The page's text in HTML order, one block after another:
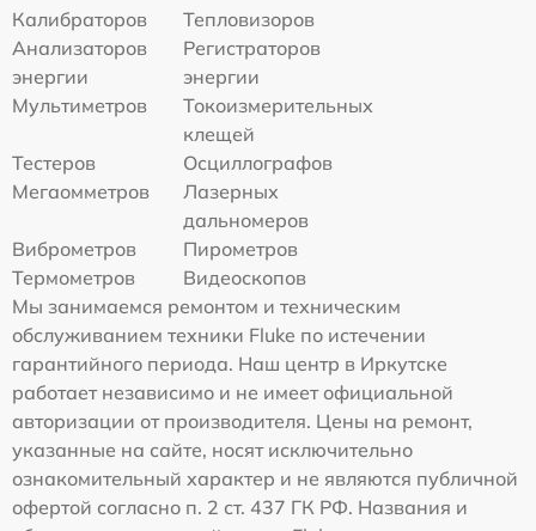
Калибраторов
Тепловизоров
Анализаторов
энергии
Регистраторов
энергии
Мультиметров
Токоизмерительных
клещей
Тестеров
Осциллографов
Мегаомметров
Лазерных
дальномеров
Виброметров
Пирометров
Термометров
Видеоскопов
Мы занимаемся ремонтом и техническим
обслуживанием техники Fluke по истечении
гарантийного периода. Наш центр в Иркутске
работает независимо и не имеет официальной
авторизации от производителя. Цены на ремонт,
указанные на сайте, носят исключительно
ознакомительный характер и не являются публичной
офертой согласно п. 2 ст. 437 ГК РФ. Названия и